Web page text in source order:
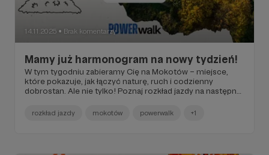
14.11.2025 ● Brak komentarzy
Mamy już harmonogram na nowy tydzień!
W tym tygodniu zabieramy Cię na Mokotów – miejsce,
które pokazuje, jak łączyć naturę, ruch i codzienny
dobrostan. Ale nie tylko! Poznaj rozkład jazdy na następny
rozkład jazdy mokotów powerwalk +1